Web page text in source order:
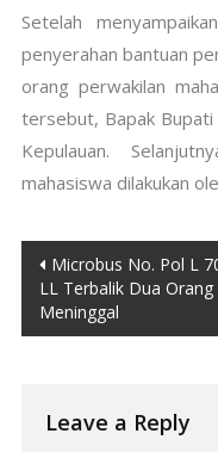
Setelah
penyerahan bantuan
orang perwakilan
tersebut, Bapak
Kepulauan.
mahasiswa dilakukan
Post
navigation
Microbus No. Pol L
LL Terbalik Dua Orang
Meninggal
Leave a Reply